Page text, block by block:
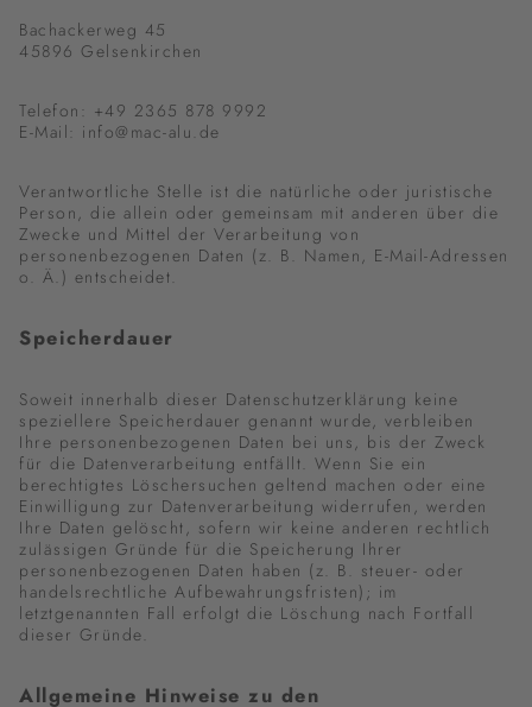
Bachackerweg 45
45896 Gelsenkirchen
Telefon: +49 2365 878 9992
E-Mail: info@mac-alu.de
Verantwortliche Stelle ist die natürliche oder juristische
Person, die allein oder gemeinsam mit anderen über die
Zwecke und Mittel der Verarbeitung von
personenbezogenen Daten (z. B. Namen, E-Mail-Adressen
o. Ä.) entscheidet.
Speicherdauer
Soweit innerhalb dieser Datenschutzerklärung keine
speziellere Speicherdauer genannt wurde, verbleiben
Ihre personenbezogenen Daten bei uns, bis der Zweck
für die Datenverarbeitung entfällt. Wenn Sie ein
berechtigtes Löschersuchen geltend machen oder eine
Einwilligung zur Datenverarbeitung widerrufen, werden
Ihre Daten gelöscht, sofern wir keine anderen rechtlich
zulässigen Gründe für die Speicherung Ihrer
personenbezogenen Daten haben (z. B. steuer- oder
handelsrechtliche Aufbewahrungsfristen); im
letztgenannten Fall erfolgt die Löschung nach Fortfall
dieser Gründe.
Allgemeine Hinweise zu den